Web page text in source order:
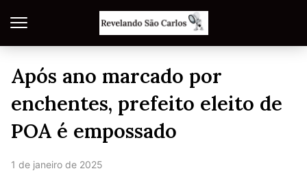
Após ano marcado por
enchentes, prefeito eleito de
POA é empossado
1 de janeiro de 2025